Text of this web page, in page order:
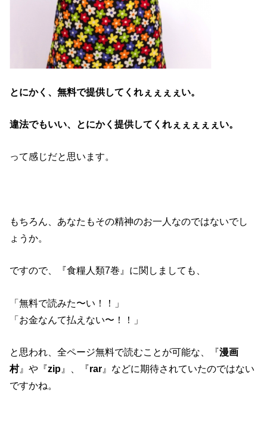
とにかく、無料で提供してくれぇぇぇぇい。
違法でもいい、とにかく提供してくれぇぇぇぇぇい。
って感じだと思います。
もちろん、あなたもその精神のお一人なのではないでし
ょうか。
ですので、『食糧人類7巻』に関しましても、
「無料で読みた〜い！！」
「お金なんて払えない〜！！」
と思われ、全ページ無料で読むことが可能な、『漫画
村』や『zip 』、『rar 』などに期待されていたのではない
ですかね。